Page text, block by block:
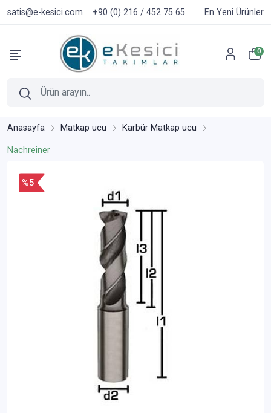
satis@e-kesici.com +90 (0) 216 / 452 75 65 En Yeni Ürünler
0
Anasayfa Matkap ucu Karbür Matkap ucu
Nachreiner
%5